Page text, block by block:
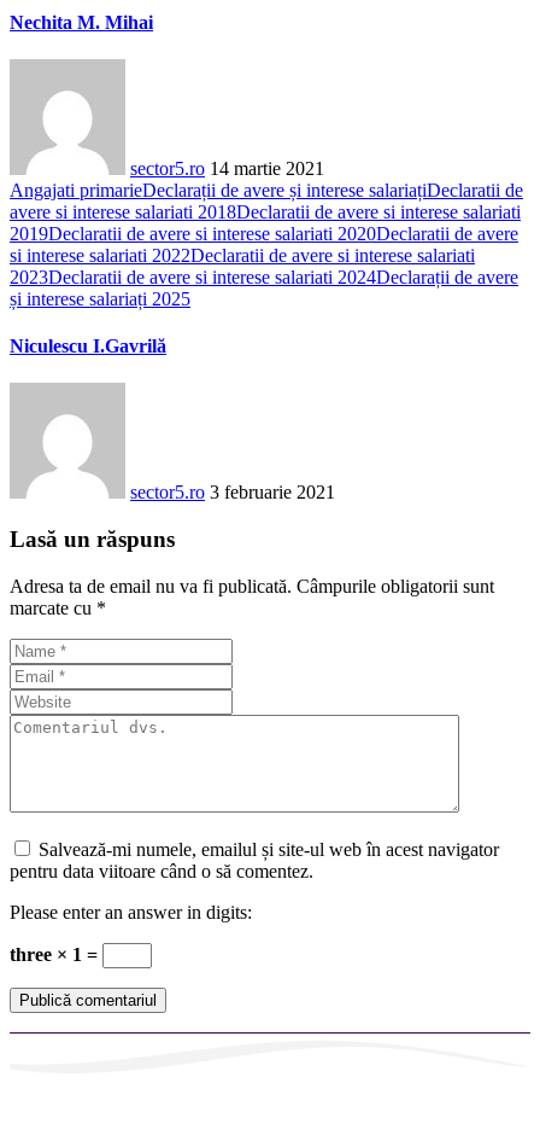
Nechita M. Mihai
sector5.ro 14 martie 2021
Angajati primarieDeclarații de avere și interese salariațiDeclaratii de
avere si interese salariati 2018Declaratii de avere si interese salariati
2019Declaratii de avere si interese salariati 2020Declaratii de avere
si interese salariati 2022Declaratii de avere si interese salariati
2023Declaratii de avere si interese salariati 2024Declarații de avere
și interese salariați 2025
Niculescu I.Gavrilă
sector5.ro 3 februarie 2021
Lasă un răspuns
Adresa ta de email nu va fi publicată. Câmpurile obligatorii sunt
marcate cu *
Salvează-mi numele, emailul și site-ul web în acest navigator
pentru data viitoare când o să comentez.
Please enter an answer in digits:
three × 1 =